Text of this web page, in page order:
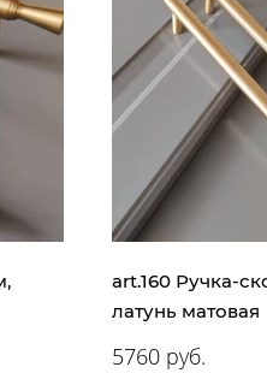
art.160 Ручка-
латунь матовая
5760 руб.